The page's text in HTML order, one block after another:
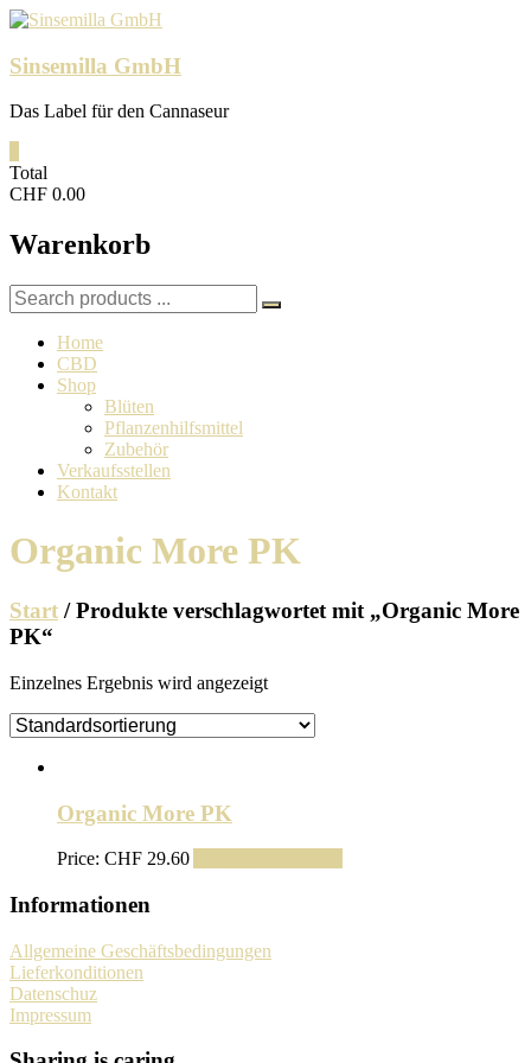
Skip
content
Sinsemilla GmbH
Das Label für den Cannaseur
Total
CHF 0.00
Warenkorb
Search
for:
Home
CBD
Shop
Blüten
Pflanzenhilfsmittel
Zubehör
Verkaufsstellen
Kontakt
Organic More PK
Start / Produkte verschlagwortet mit „Organic More
PK“
Einzelnes Ergebnis wird angezeigt
Organic More PK
Price: CHF 29.60
Informationen
Allgemeine Geschäftsbedingungen
Lieferkonditionen
Datenschuz
Impressum